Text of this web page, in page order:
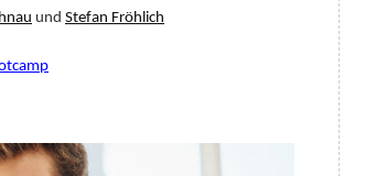
und Stefan Fröhlich